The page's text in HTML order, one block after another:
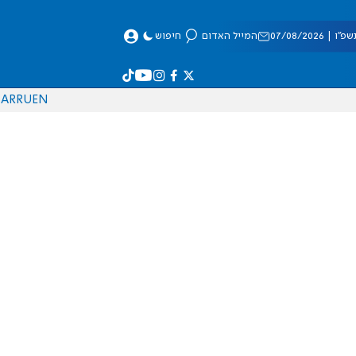
08/2026 המייל האדום חיפוש
EN
RU
AR